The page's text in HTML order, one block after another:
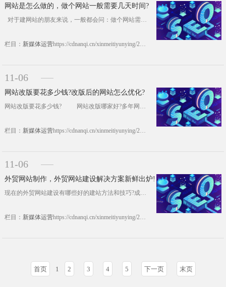
网站是怎么做的，做个网站一般需要几天时间?
对于建网站的朋友来说，一般都会问：做个网站需要多长时间，一般建立网站几天能做好?什么时候能看到网站整体设计效果?对于南奇专业做网站公司来说，一般都会根据客户需求而定，具体分析如下：......https://cdnanqi.cn/xinmeitiyunying/20286.html
栏目： 新媒体运营https://cdnanqi.cn/xinmeitiyunying/20286.html
11-06
网站改版要花多少钱?改版后的网站怎么优化?
网站改版要花多少钱? 网站改版哪家好?多年网站建设及网站改版经验的南奇建议大家，网站改版费用可以自己掌控，究竟网站改版要花多少钱，这些经验拿去用。 一、局部网站改版收费 网站进行局部改版，局部改版还得看网站的可利用性，如果是那种很老代码，网站技术之类的限制，这种情况下想保留原有的内容以及功能，改动起来是非常吃力，而且网......https://cdnanqi.cn/xinmeitiyunying/20246.html
栏目： 新媒体运营https://cdnanqi.cn/xinmeitiyunying/20246.html
11-06
外贸网站制作，外贸网站建设解决方案新鲜出炉!
现在的外贸网站建设有哪些好的建站方法和技巧?成都外贸网站制作公司南奇对外贸网站建设有一些心得体会，这里分享给大家，希望对外贸网站建设的企业有一定的帮助。关于外贸网站建设，我们该怎么做，以下方法很实用。 一、行业特点把握好 外贸网站特点有哪些方面?从适应“欧美语言，上网习惯，审美倾向”目的出发，设计网站的视觉系统、功能系统，展示企业产品、服务......https://cdnanqi.cn/xinmeitiyunying/20137.html
栏目： 新媒体运营https://cdnanqi.cn/xinmeitiyunying/20137.html
首页 1 2 3 4 5 下一页 末页